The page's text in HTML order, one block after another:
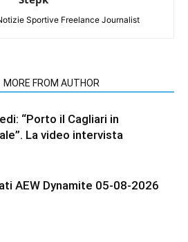
Sportive Freelance Journalist
MORE FROM AUTHOR
“Porto il Cagliari in
La video intervista
AEW Dynamite 05-08-2026